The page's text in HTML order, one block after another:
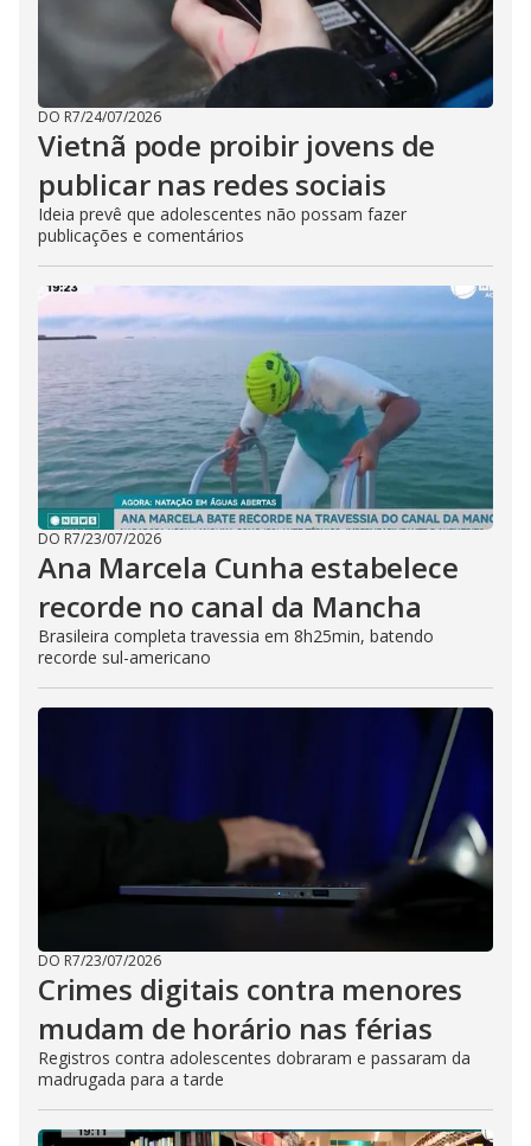
DO R7/24/07/2026
Vietnã pode proibir jovens de
publicar nas redes sociais
Ideia prevê que adolescentes não possam fazer
publicações e comentários
DO R7/23/07/2026
Ana Marcela Cunha estabelece
recorde no canal da Mancha
Brasileira completa travessia em 8h25min, batendo
recorde sul-americano
DO R7/23/07/2026
Crimes digitais contra menores
mudam de horário nas férias
Registros contra adolescentes dobraram e passaram da
madrugada para a tarde